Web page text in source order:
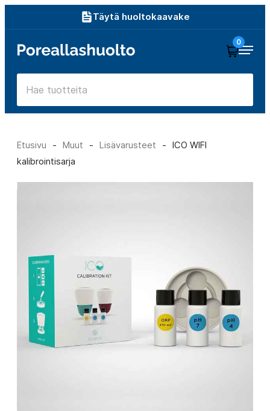
sisältöön
Täytä huoltokaavake
Poreallashuolto
0
Etusivu - Muut - Lisävarusteet -
ICO WIFI
kalibrointisarja